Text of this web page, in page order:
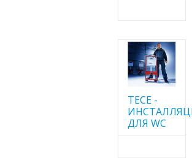
TECE -
ДЛЯ WC